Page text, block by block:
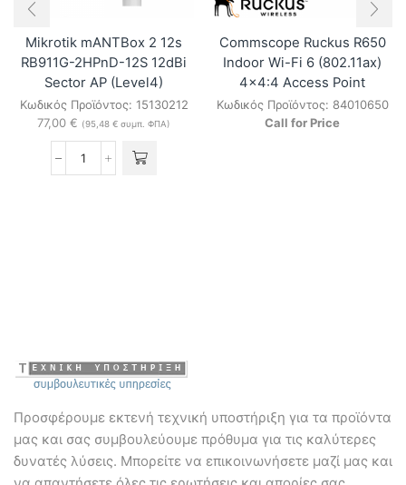
Mikrotik mANTBox 2 12s
RB911G-2HPnD-12S 12dBi
Sector AP (Level4)
Κωδικός Προϊόντος: 15130212
77,00 € (95,48 € συμπ. ΦΠΑ)
Mikrotik
Commscope Ruckus R650
Indoor Wi-Fi 6 (802.11ax)
4×4:4 Access Point
Κωδικός Προϊόντος: 84010650
Call for Price
Προσφέρουμε εκτενή τεχνική υποστήριξη για τα προϊόντα
μας και σας συμβουλεύουμε πρόθυμα για τις καλύτερες
δυνατές λύσεις. Mπορείτε να επικοινωνήσετε μαζί μας και